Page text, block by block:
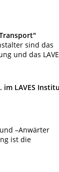
sind das
und das
im LAVES
–Anwärter
ist die